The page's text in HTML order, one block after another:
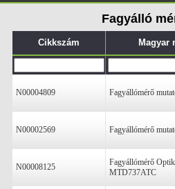
Fagyálló
Cikkszám Magyar
N00004809 Fagyállómérő
N00002569 Fagyállómérő
N00008125
Fagyállómérő
MTD737ATC